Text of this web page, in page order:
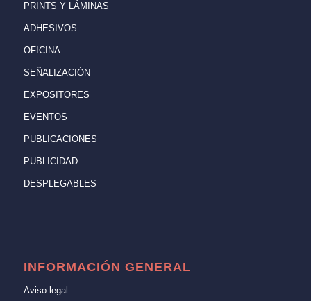
PRINTS Y LÁMINAS
ADHESIVOS
OFICINA
SEÑALIZACIÓN
EXPOSITORES
EVENTOS
PUBLICACIONES
PUBLICIDAD
DESPLEGABLES
INFORMACIÓN GENERAL
Aviso legal